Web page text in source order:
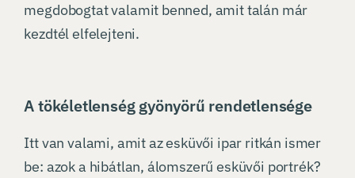
megdobogtat valamit benned, amit talán már
kezdtél elfelejteni.
A tökéletlenség gyönyörű rendetlensége
Itt van valami, amit az esküvői ipar ritkán ismer
be: azok a hibátlan, álomszerű esküvői portrék?